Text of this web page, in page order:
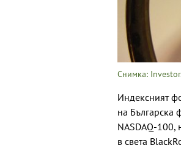
Снимка:
Индексният
на Българска
NASDAQ-100,
в света